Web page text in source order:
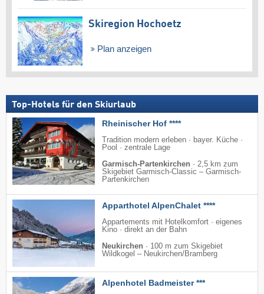
Skiregion Hochoetz
Plan anzeigen
Top-Hotels für den Skiurlaub
Rheinischer Hof ****
Tradition modern erleben · bayer. Küche ·
Pool · zentrale Lage
Garmisch-Partenkirchen · 2,5 km zum
Skigebiet Garmisch-Classic – Garmisch-
Partenkirchen
Apparthotel AlpenChalet ****
Appartements mit Hotelkomfort · eigenes
Kino · direkt an der Bahn
Neukirchen · 100 m zum Skigebiet
Wildkogel – Neukirchen/​Bramberg
Alpenhotel Badmeister ***